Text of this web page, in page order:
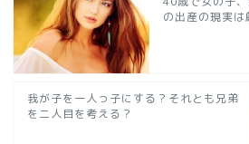
の出産の現実は
我が子を一人っ子にする？それとも兄弟
を二人目を考える？